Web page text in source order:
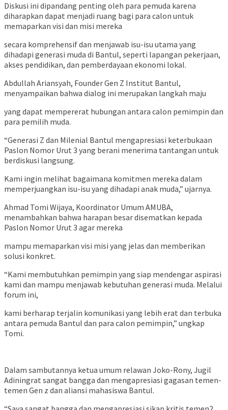
Diskusi ini dipandang penting oleh para pemuda karena
diharapkan dapat menjadi ruang bagi para calon untuk
memaparkan visi dan misi mereka
secara komprehensif dan menjawab isu-isu utama yang
dihadapi generasi muda di Bantul, seperti lapangan pekerjaan,
akses pendidikan, dan pemberdayaan ekonomi lokal.
Abdullah Ariansyah, Founder Gen Z Institut Bantul,
menyampaikan bahwa dialog ini merupakan langkah maju
yang dapat mempererat hubungan antara calon pemimpin dan
para pemilih muda.
“Generasi Z dan Milenial Bantul mengapresiasi keterbukaan
Paslon Nomor Urut 3 yang berani menerima tantangan untuk
berdiskusi langsung.
Kami ingin melihat bagaimana komitmen mereka dalam
memperjuangkan isu-isu yang dihadapi anak muda,” ujarnya.
Ahmad Tomi Wijaya, Koordinator Umum AMUBA,
menambahkan bahwa harapan besar disematkan kepada
Paslon Nomor Urut 3 agar mereka
mampu memaparkan visi misi yang jelas dan memberikan
solusi konkret.
“Kami membutuhkan pemimpin yang siap mendengar aspirasi
kami dan mampu menjawab kebutuhan generasi muda. Melalui
forum ini,
kami berharap terjalin komunikasi yang lebih erat dan terbuka
antara pemuda Bantul dan para calon pemimpin,” ungkap
Tomi.
Dalam sambutannya ketua umum relawan Joko-Rony, Jugil
Adiningrat sangat bangga dan mengapresiasi gagasan temen-
temen Gen z dan aliansi mahasiswa Bantul.